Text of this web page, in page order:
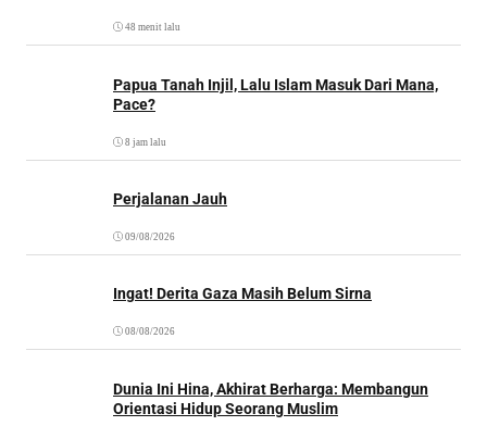
48 menit lalu
Papua Tanah Injil, Lalu Islam Masuk Dari Mana,
Pace?
8 jam lalu
Perjalanan Jauh
09/08/2026
Ingat! Derita Gaza Masih Belum Sirna
08/08/2026
Dunia Ini Hina, Akhirat Berharga: Membangun
Orientasi Hidup Seorang Muslim